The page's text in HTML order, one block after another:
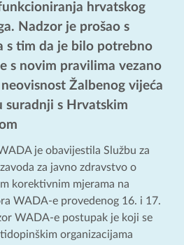
hrvatskog
Nadzor je prošao s
s tim da je bilo potrebno
s novim pravilima vezano
Žalbenog vijeća
suradnji s Hrvatskim
je obavijestila Službu za
za javno zdravstvo o
korektivnim mjerama na
WADA-e provedenog 16. i 17.
WADA-e postupak je koji se
organizacijama